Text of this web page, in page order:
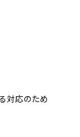
対応のため